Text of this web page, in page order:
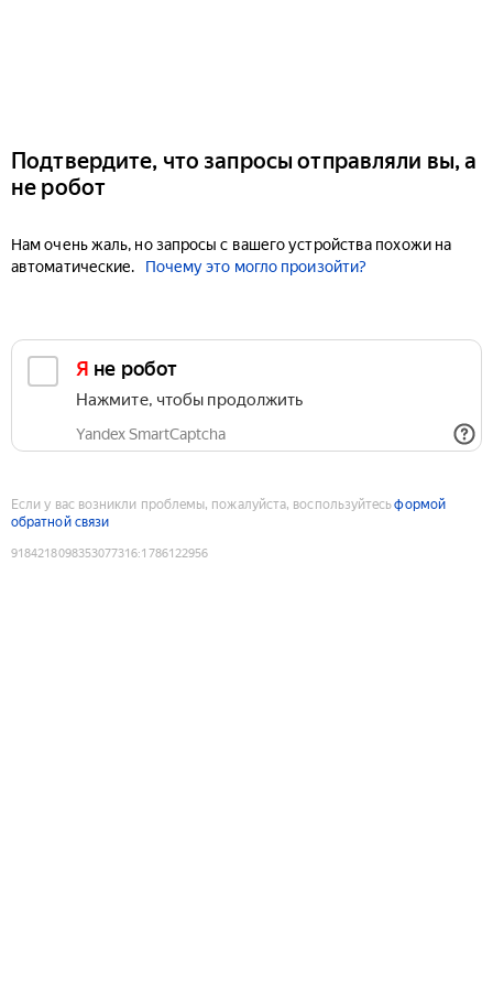
Подтвердите, что запросы отправляли вы, а
не робот
Нам очень жаль, но запросы с вашего устройства похожи на
автоматические.
Почему это могло произойти?
Я не робот
Нажмите, чтобы продолжить
Yandex SmartCaptcha
Если у вас возникли проблемы, пожалуйста, воспользуйтесьформой
обратной связи
9184218098353077316:1786122956